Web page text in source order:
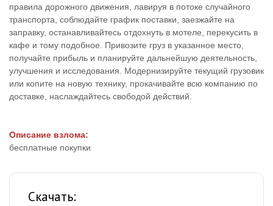
правила дорожного движения, лавируя в потоке случайного
транспорта, соблюдайте график поставки, заезжайте на
заправку, останавливайтесь отдохнуть в мотеле, перекусить в
кафе и тому подобное. Привозите груз в указанное место,
получайте прибыль и планируйте дальнейшую деятельность,
улучшения и исследования. Модернизируйте текущий грузовик
или копите на новую технику, прокачивайте всю компанию по
доставке, наслаждайтесь свободой действий.
Описание взлома:
бесплатные покупки
Скачать: